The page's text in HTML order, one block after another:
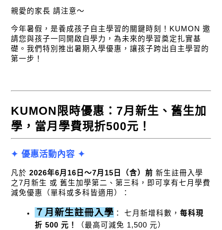
親愛的家長 請注意～
今年暑假，是養成孩子自主學習的關鍵時刻！KUMON 邀
請您與孩子一同開啟自學力，為未來的學習奠定扎實基
礎。我們特別推出暑期入學優惠，讓孩子跨出自主學習的
第一步！
KUMON限時優惠：7月新生、舊生加
學，當月學費現折500元！
✦ 優惠活動內容 ✦
凡於 2026年6月16日～7月15日（含）前 新生註冊入學
之7月新生 或 舊生加學第二、第三科，即可享有七月學費
減免優惠（單科或多科皆適用）：
７月新生註冊入學 ： 七月新增科數，每科現
折 500 元！
（最高可減免 1,500 元）